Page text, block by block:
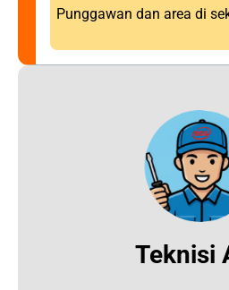
Punggawan dan area di
Teknisi